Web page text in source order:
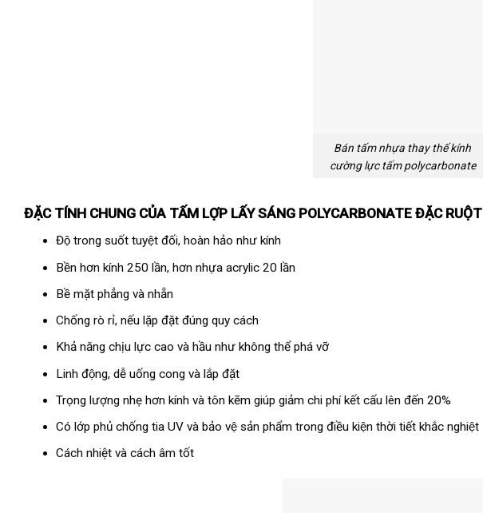
Bán tấm nhựa thay thế kính
cường lực tấm polycarbonate
ĐẶC TÍNH CHUNG CỦA TẤM LỢP LẤY SÁNG POLYCARBONATE ĐẶC RUỘT
Độ trong suốt tuyệt đối, hoàn hảo như kính
Bền hơn kính 250 lần, hơn nhựa acrylic 20 lần
Bề mặt phẳng và nhẵn
Chống rò rỉ, nếu lặp đặt đúng quy cách
Khả năng chịu lực cao và hầu như không thể phá vỡ
Linh động, dễ uống cong và lắp đặt
Trọng lượng nhẹ hơn kính và tôn kẽm giúp giảm chi phí kết cấu lên đến 20%
Có lớp phủ chống tia UV và bảo vệ sản phẩm trong điều kiện thời tiết khắc nghiệt
Cách nhiệt và cách âm tốt